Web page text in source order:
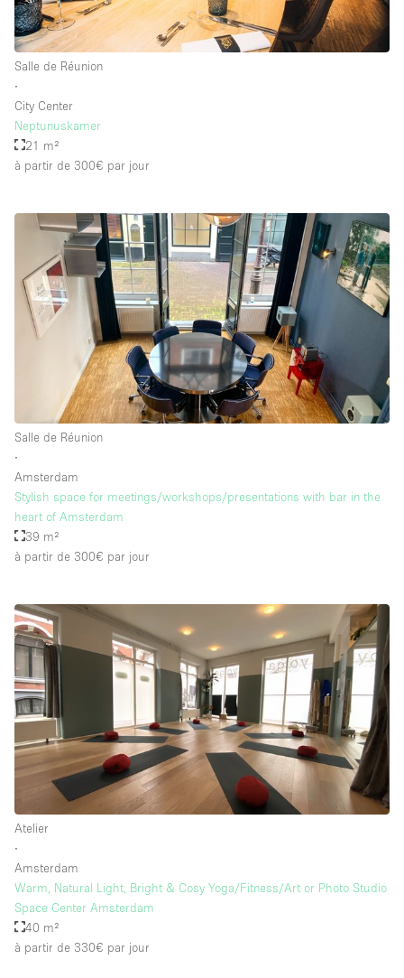
Salle de Réunion
∙
City Center
Neptunuskamer
21 m²
à partir de 300€ par jour
Salle de Réunion
∙
Amsterdam
Stylish space for meetings/workshops/presentations with bar in the
heart of Amsterdam
39 m²
à partir de 300€ par jour
Atelier
∙
Amsterdam
Warm, Natural Light, Bright & Cosy Yoga/Fitness/Art or Photo Studio
Space Center Amsterdam
40 m²
à partir de 330€ par jour